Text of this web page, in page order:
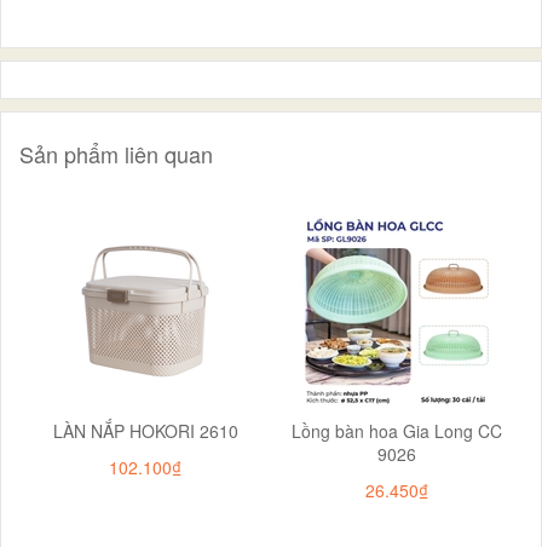
Sản phẩm liên quan
LÀN NẮP HOKORI 2610
102.100₫
Lồng bàn hoa Gia Long CC
9026
26.450₫